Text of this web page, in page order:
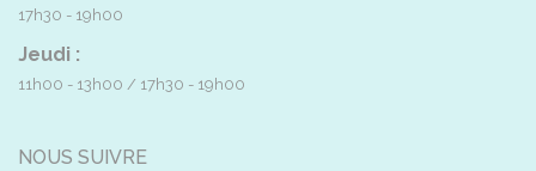
17h30 - 19h00
Jeudi :
11h00 - 13h00 17h30 - 19h00
NOUS SUIVRE